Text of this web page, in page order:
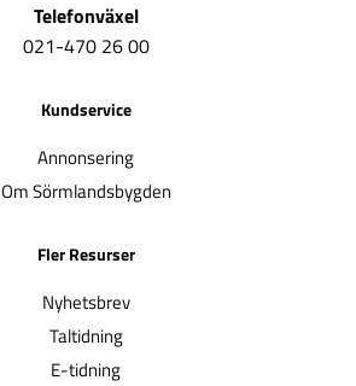
Telefonväxel
021-470 26 00
Kundservice
Annonsering
Om Sörmlandsbygden
Fler Resurser
Nyhetsbrev
Taltidning
E-tidning